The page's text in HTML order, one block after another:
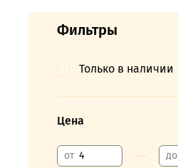
Фильтры
Только в наличии
Цена
от — до